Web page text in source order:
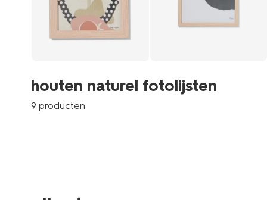
houten naturel fotolijsten
9 producten